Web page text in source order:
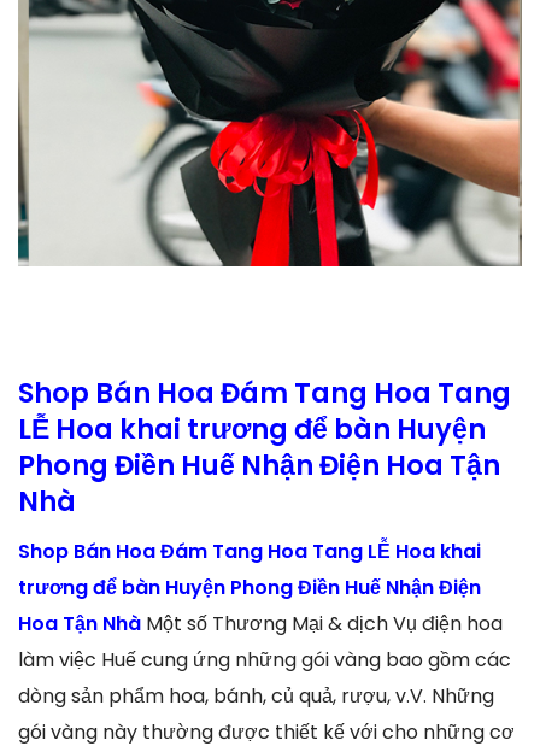
Shop Bán Hoa Đám Tang Hoa Tang
LỄ Hoa khai trương để bàn Huyện
Phong Điền Huế Nhận Điện Hoa Tận
Nhà
Shop Bán Hoa Đám Tang Hoa Tang LỄ Hoa khai
trương để bàn Huyện Phong Điền Huế Nhận Điện
Hoa Tận Nhà Một số Thương Mại & dịch Vụ điện hoa
làm việc Huế cung ứng những gói vàng bao gồm các
dòng sản phẩm hoa, bánh, củ quả, rượu, v.V. Những
gói vàng này thường được thiết kế với cho những cơ